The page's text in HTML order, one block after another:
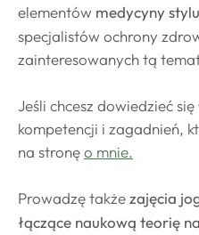
elementów medycyny
specjalistów ochrony
zainteresowanych tą
Jeśli chcesz dowiedzieć
kompetencji i zagadnień,
na stronęo mnie.
Prowadzę takżezajęcia
łączące naukową teorię